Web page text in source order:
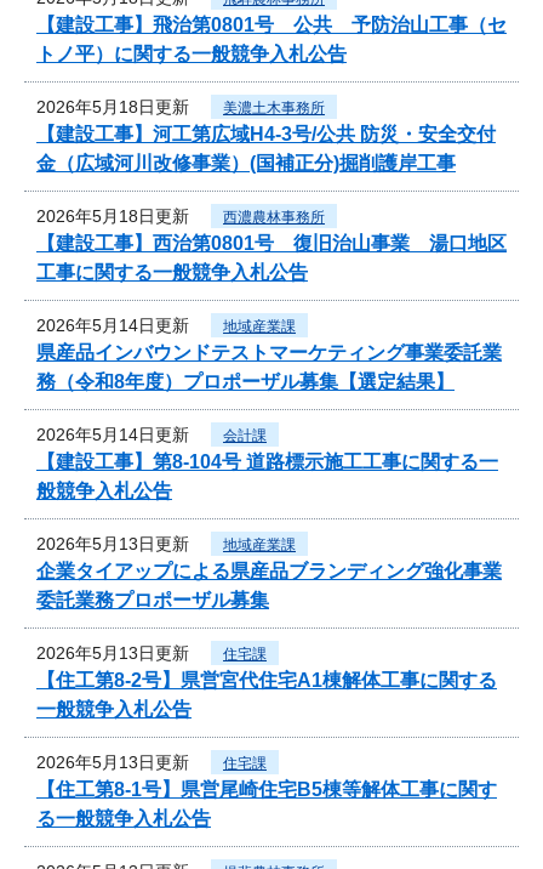
【建設工事】飛治第0801号 公共 予防治山工事（セ
トノ平）に関する一般競争入札公告
2026年5月18日更新 美濃土木事務所
【建設工事】河工第広域H4-3号/公共 防災・安全交付
金（広域河川改修事業）(国補正分)掘削護岸工事
2026年5月18日更新 西濃農林事務所
【建設工事】西治第0801号 復旧治山事業 湯口地区
工事に関する一般競争入札公告
2026年5月14日更新 地域産業課
県産品インバウンドテストマーケティング事業委託業
務（令和8年度）プロポーザル募集【選定結果】
2026年5月14日更新 会計課
【建設工事】第8-104号 道路標示施工工事に関する一
般競争入札公告
2026年5月13日更新 地域産業課
企業タイアップによる県産品ブランディング強化事業
委託業務プロポーザル募集
2026年5月13日更新 住宅課
【住工第8-2号】県営宮代住宅A1棟解体工事に関する
一般競争入札公告
2026年5月13日更新 住宅課
【住工第8-1号】県営尾崎住宅B5棟等解体工事に関す
る一般競争入札公告